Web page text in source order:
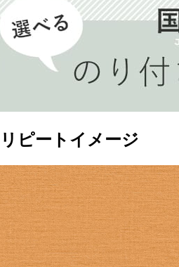
リピートイメージ